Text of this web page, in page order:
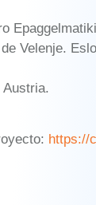
Velenje.
Austria.
https://